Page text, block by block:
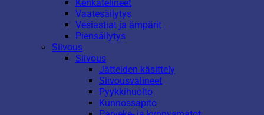
Kenkätelineet
Vaatesäilytys
Vesiastiat ja ämpärit
Piensäilytys
Siivous
Siivous
Jätteiden käsittely
Siivousvälineet
Pyykkihuolto
Kunnossapito